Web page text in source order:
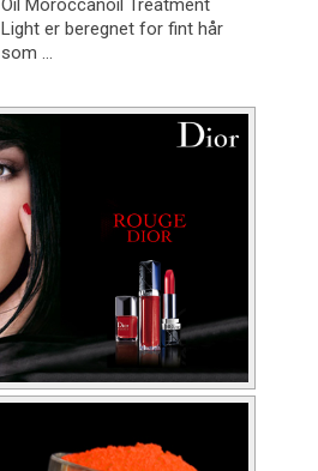
Oil Moroccanoil Treatment
Light er beregnet for fint hår
som …